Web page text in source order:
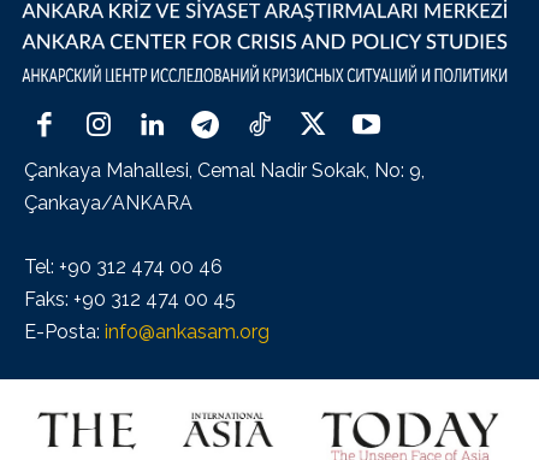
Çankaya Mahallesi, Cemal Nadir Sokak, No: 9,
Çankaya/ANKARA
Tel: +90 312 474 00 46
Faks: +90 312 474 00 45
E-Posta: info@ankasam.org